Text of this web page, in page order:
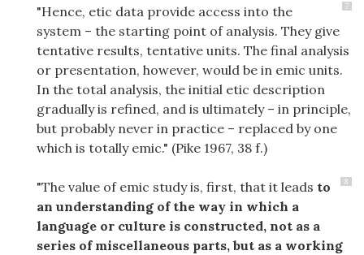
7
"Hence, etic data provide access into the
system – the starting point of analysis. They give
tentative results, tentative units. The final analysis
or presentation, however, would be in emic units.
In the total analysis, the initial etic description
gradually is refined, and is ultimately – in principle,
but probably never in practice – replaced by one
which is totally emic." (Pike 1967, 38 f.)
8
"The value of emic study is, first, that it leads to
an understanding of the way in which a
language or culture is constructed, not as a
series of miscellaneous parts, but as a working